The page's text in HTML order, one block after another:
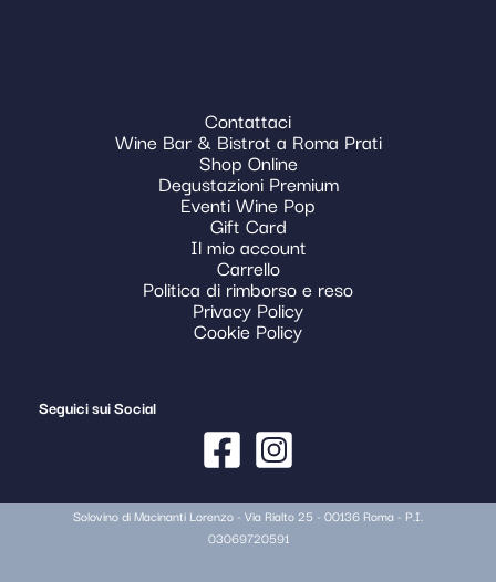
Contattaci
Wine Bar & Bistrot a Roma Prati
Shop Online
Degustazioni Premium
Eventi Wine Pop
Gift Card
Il mio account
Carrello
Politica di rimborso e reso
Privacy Policy
Cookie Policy
Seguici sui Social
Solovino di Macinanti Lorenzo - Via Rialto 25 - 00136 Roma - P.I.
03069720591